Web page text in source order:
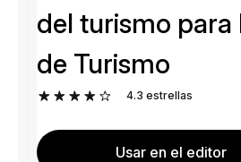
del turismo para
de Turismo
4.3 estrellas
Usar en el editor